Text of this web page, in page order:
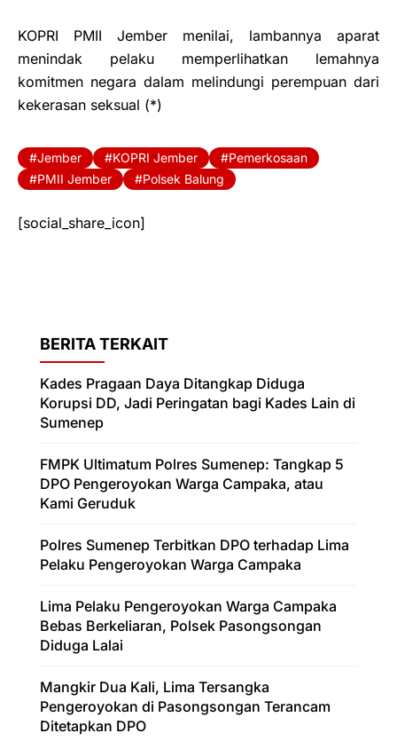
KOPRI PMII Jember menilai, lambannya aparat
menindak pelaku memperlihatkan lemahnya
komitmen negara dalam melindungi perempuan dari
kekerasan seksual (*)
Jember KOPRI Jember
Pemerkosaan
PMII Jember
Polsek Balung
[social_share_icon]
BERITA TERKAIT
Kades Pragaan Daya Ditangkap Diduga
Korupsi DD, Jadi Peringatan bagi Kades Lain di
Sumenep
FMPK Ultimatum Polres Sumenep: Tangkap 5
DPO Pengeroyokan Warga Campaka, atau
Kami Geruduk
Polres Sumenep Terbitkan DPO terhadap Lima
Pelaku Pengeroyokan Warga Campaka
Lima Pelaku Pengeroyokan Warga Campaka
Bebas Berkeliaran, Polsek Pasongsongan
Diduga Lalai
Mangkir Dua Kali, Lima Tersangka
Pengeroyokan di Pasongsongan Terancam
Ditetapkan DPO